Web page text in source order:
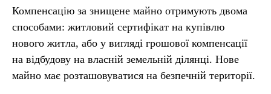
Компенсацію за знищене майно отримують двома
способами: житловий сертифікат на купівлю
нового житла, або у вигляді грошової компенсації
на відбудову на власній земельній ділянці. Нове
майно має розташовуватися на безпечній території.